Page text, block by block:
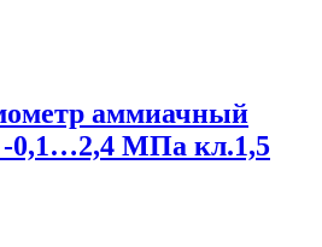
аммиачный
МПа кл.1,5